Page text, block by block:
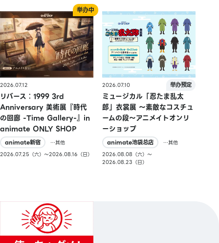
2026.07.12
リバース：1999 3rd
Anniversary 美術展『時代
の回廊 -Time Gallery-』in
animate ONLY SHOP
animate新宿
…其他
2026.07.25（六）〜2026.08.16（日）
2026.07.10
ミュージカル「忍たま乱太
郎」衣裳展 ～素敵なコスチュ
ームの段～アニメイトオンリ
ーショップ
animate池袋总店
…其他
2026.08.08（六）〜
2026.08.23（日）